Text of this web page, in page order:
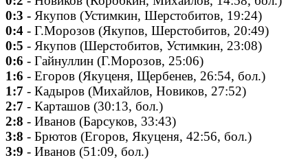
0:3 - Якупов (Устимкин, Шерстобитов, 19:24)
0:4 - Г.Морозов (Якупов, Шерстобитов, 20:49)
0:5 - Якупов (Шерстобитов, Устимкин, 23:08)
0:6 - Гайнуллин (Г.Морозов, 25:06)
1:6 - Егоров (Якуценя, Щербенев, 26:54, бол.)
1:7 - Кадыров (Михайлов, Новиков, 27:52)
2:7 - Карташов (30:13, бол.)
2:8 - Иванов (Барсуков, 33:43)
3:8 - Брютов (Егоров, Якуценя, 42:56, бол.)
3:9 - Иванов (51:09, бол.)